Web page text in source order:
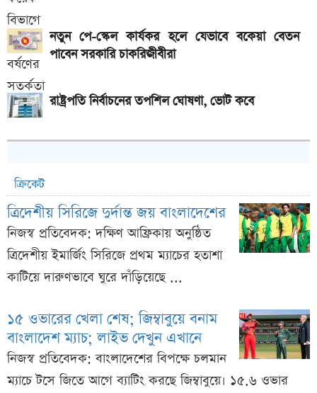
নতুন পে-স্কেল কার্যকর হলে যেভাবে বকেয়া বেতন
পাবেন সরকারি চাকরিজীবীরা
রাষ্ট্রপতি নির্বাচনের তপশিল ঘোষণা, ভোট কবে
ক্রিকেট
ত্রিদেশীয় সিরিজে দুর্দান্ত জয় বাংলাদেশের
নিজস্ব প্রতিবেদক: দক্ষিণ আফ্রিকায় অনুষ্ঠিত
ত্রিদেশীয় ইমার্জিং সিরিজে প্রথম ম্যাচের হতাশা
কাটিয়ে দারুণভাবে ঘুরে দাঁড়িয়েছে ...
১৫ ওভারের খেলা শেষ; জিম্বাবুয়ে বনাম
বাংলাদেশ ম্যাচ; লাইভ দেখুন এখানে
নিজস্ব প্রতিবেদক: বাংলাদেশের বিপক্ষে চলমান
ম্যাচে টসে জিতে আগে ব্যাটিং করছে জিম্বাবুয়ে। ১৫.৬ ওভার